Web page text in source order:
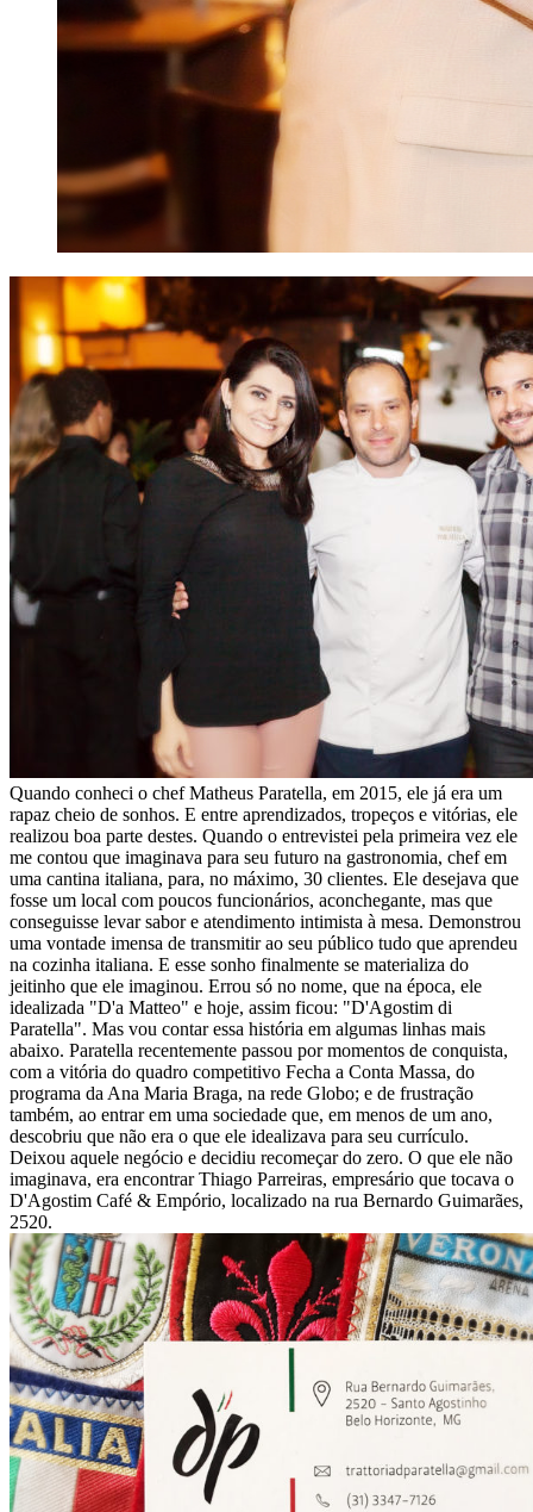
Quando conheci o chef Matheus Paratella, em 2015, ele já era um
rapaz cheio de sonhos. E entre aprendizados, tropeços e vitórias, ele
realizou boa parte destes. Quando o entrevistei pela primeira vez ele
me contou que imaginava para seu futuro na gastronomia, chef em
uma cantina italiana, para, no máximo, 30 clientes. Ele desejava que
fosse um local com poucos funcionários, aconchegante, mas que
conseguisse levar sabor e atendimento intimista à mesa. Demonstrou
uma vontade imensa de transmitir ao seu público tudo que aprendeu
na cozinha italiana. E esse sonho finalmente se materializa do
jeitinho que ele imaginou. Errou só no nome, que na época, ele
idealizada "D'a Matteo" e hoje, assim ficou: "D'Agostim di
Paratella". Mas vou contar essa história em algumas linhas mais
abaixo. Paratella recentemente passou por momentos de conquista,
com a vitória do quadro competitivo Fecha a Conta Massa, do
programa da Ana Maria Braga, na rede Globo; e de frustração
também, ao entrar em uma sociedade que, em menos de um ano,
descobriu que não era o que ele idealizava para seu currículo.
Deixou aquele negócio e decidiu recomeçar do zero. O que ele não
imaginava, era encontrar Thiago Parreiras, empresário que tocava o
D'Agostim Café & Empório, localizado na rua Bernardo Guimarães,
2520.